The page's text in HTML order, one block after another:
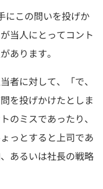
にこの問いを投げか
当人にとってコント
あります。
者に対して、「で、
を投げかけたとしま
のミスであったり、
っとすると上司であ
あるいは社長の戦略